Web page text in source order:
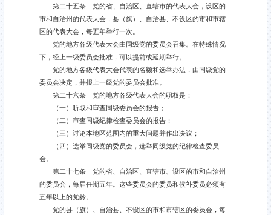
第二十五条 党的省、自治区、直辖市的代表大会，设区的
市和自治州的代表大会，县（旗）、自治县、不设区的市和市辖
区的代表大会，每五年举行一次。
党的地方各级代表大会由同级党的委员会召集。在特殊情况
下，经上一级委员会批准，可以提前或延期举行。
党的地方各级代表大会代表的名额和选举办法，由同级党的
委员会决定，并报上一级党的委员会批准。
第二十六条 党的地方各级代表大会的职权是：
（一）听取和审查同级委员会的报告；
（二）审查同级纪律检查委员会的报告；
（三）讨论本地区范围内的重大问题并作出决议；
（四）选举同级党的委员会，选举同级党的纪律检查委员
会。
第二十七条 党的省、自治区、直辖市、设区的市和自治州
的委员会，每届任期五年。这些委员会的委员和候补委员必须有
五年以上的党龄。
党的县（旗）、自治县、不设区的市和市辖区的委员会，每